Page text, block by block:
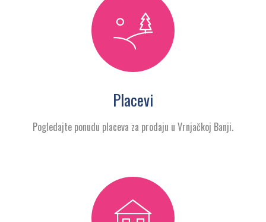
Placevi
Pogledajte ponudu placeva za prodaju u Vrnjačkoj Banji.